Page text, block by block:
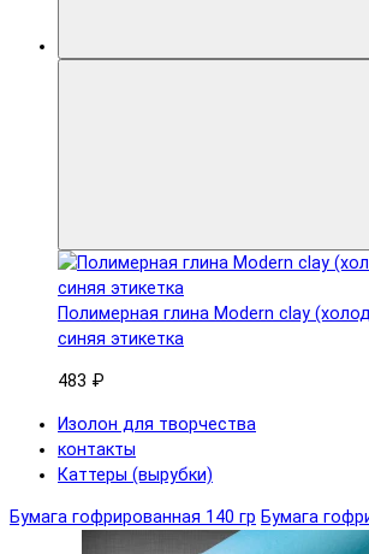
Полимерная глина Modern clay
синяя этикетка
483 ₽
Изолон для творчества
контакты
Каттеры (вырубки)
Бумага гофрированная 140 гр Бумага